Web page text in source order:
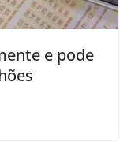
e pode